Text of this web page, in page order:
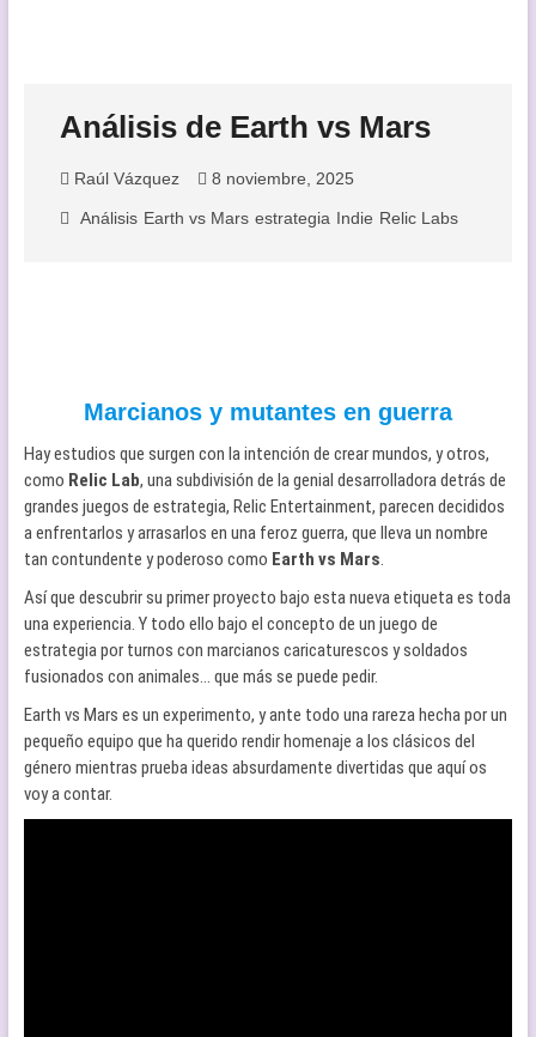
Análisis de Earth vs Mars
Raúl Vázquez 8 noviembre, 2025
Análisis Earth vs Mars estrategia Indie Relic Labs
Marcianos y mutantes en guerra
Hay estudios que surgen con la intención de crear mundos, y otros,
como Relic Lab, una subdivisión de la genial desarrolladora detrás de
grandes juegos de estrategia, Relic Entertainment, parecen decididos
a enfrentarlos y arrasarlos en una feroz guerra, que lleva un nombre
tan contundente y poderoso como Earth vs Mars.
Así que descubrir su primer proyecto bajo esta nueva etiqueta es toda
una experiencia. Y todo ello bajo el concepto de un juego de
estrategia por turnos con marcianos caricaturescos y soldados
fusionados con animales… que más se puede pedir.
Earth vs Mars es un experimento, y ante todo una rareza hecha por un
pequeño equipo que ha querido rendir homenaje a los clásicos del
género mientras prueba ideas absurdamente divertidas que aquí os
voy a contar.